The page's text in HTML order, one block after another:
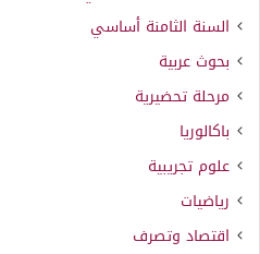
السنة الثامنة أساسي
بحوث عربية
مرحلة تحضيرية
باكالوريا
علوم تجريبية
رياضيات
اقتصاد وتصرف